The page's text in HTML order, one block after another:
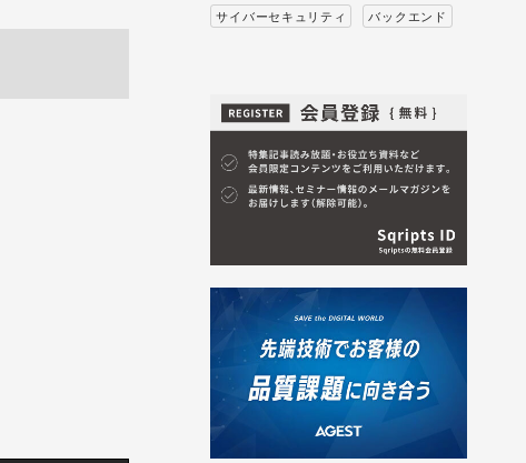
サイバーセキュリティ バックエンド